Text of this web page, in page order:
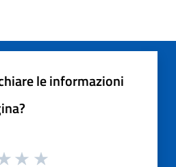
le informazioni